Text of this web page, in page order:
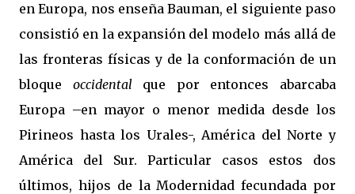
en Europa, nos enseña Bauman, el siguiente paso
consistió en la expansión del modelo más allá de
las fronteras físicas y de la conformación de un
bloque occidentalque por entonces abarcaba
Europa –en mayor o menor medida desde los
Pirineos hasta los Urales-, América del Norte y
América del Sur. Particular casos estos dos
últimos, hijos de la Modernidad fecundada por